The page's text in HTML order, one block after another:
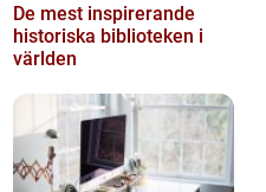
De mest inspirerande
historiska biblioteken i
världen